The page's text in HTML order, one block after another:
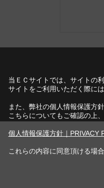
当ＥＣサイトでは、サイトの
サイトをご利用いただく際に
また、弊社の個人情報保護方
こちらについてもご確認の上
個人情報保護方針｜PRIVACY
これらの内容に同意頂ける場